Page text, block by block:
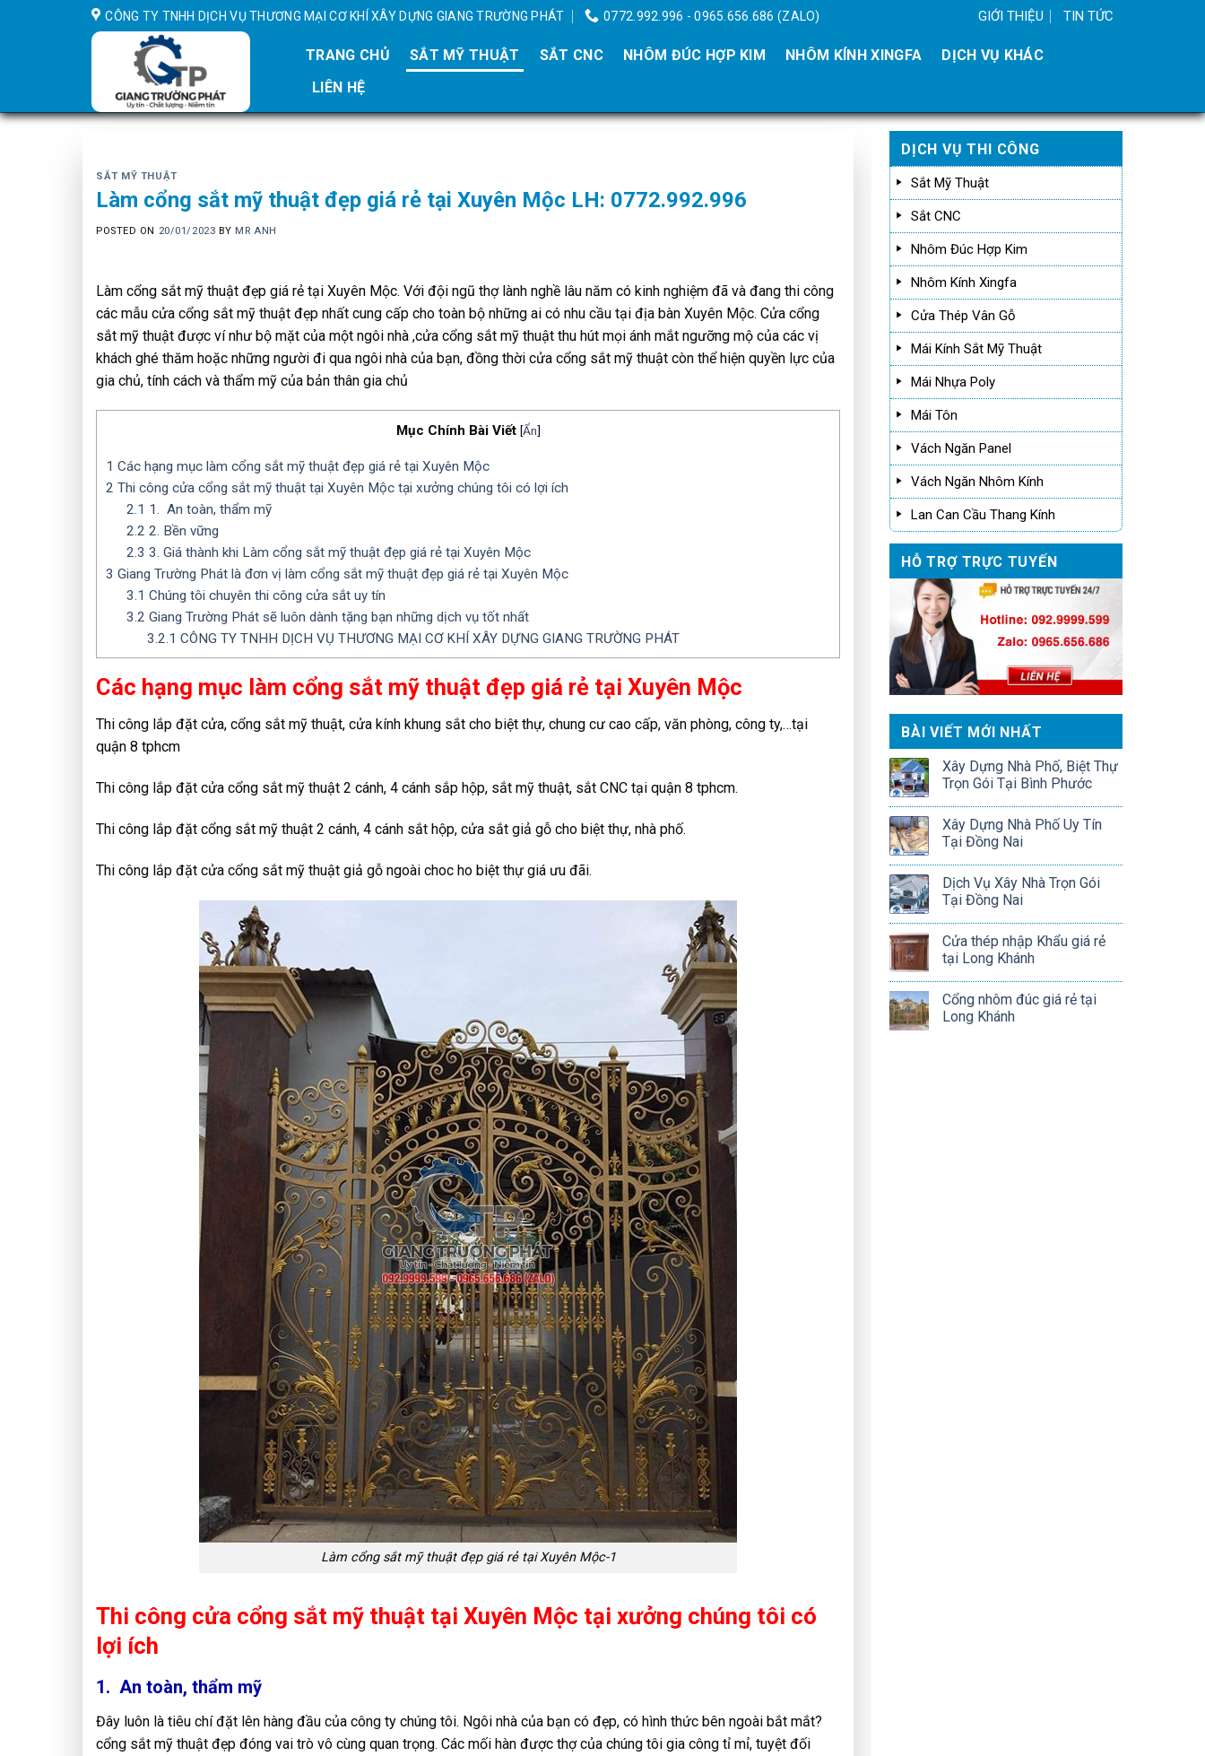
CÔNG TY TNHH DỊCH VỤ THƯƠNG MẠI CƠ KHÍ XÂY DỰNG GIANG TRƯỜNG PHÁT 0772.992.996 - 0965.656.686 (ZALO) GIỚI THIỆU TIN TỨC
TRANG CHỦ SẮT MỸ THUẬT SẮT CNC NHÔM ĐÚC HỢP KIM NHÔM KÍNH XINGFA
DỊCH VỤ KHÁC
LIÊN HỆ
SẮT MỸ THUẬT
Làm cổng sắt mỹ thuật đẹp giá rẻ tại Xuyên Mộc LH: 0772.992.996
POSTED ON 20/01/2023 BY MR ANH
Làm cổng sắt mỹ thuật đẹp giá rẻ tại Xuyên Mộc. Với đội ngũ thợ lành nghề lâu năm có kinh nghiệm đã và đang thi công
các mẫu cửa cổng sắt mỹ thuật đẹp nhất cung cấp cho toàn bộ những ai có nhu cầu tại địa bàn Xuyên Mộc. Cửa cổng
sắt mỹ thuật được ví như bộ mặt của một ngôi nhà ,cửa cổng sắt mỹ thuật thu hút mọi ánh mắt ngưỡng mộ của các vị
khách ghé thăm hoặc những người đi qua ngôi nhà của bạn, đồng thời cửa cổng sắt mỹ thuật còn thể hiện quyền lực của
gia chủ, tính cách và thẩm mỹ của bản thân gia chủ
Mục Chính Bài Viết [Ẩn]
1 Các hạng mục làm cổng sắt mỹ thuật đẹp giá rẻ tại Xuyên Mộc
2 Thi công cửa cổng sắt mỹ thuật tại Xuyên Mộc tại xưởng chúng tôi có lợi ích
2.1 1. An toàn, thẩm mỹ
2.2 2. Bền vững
2.3 3. Giá thành khi Làm cổng sắt mỹ thuật đẹp giá rẻ tại Xuyên Mộc
3 Giang Trường Phát là đơn vị làm cổng sắt mỹ thuật đẹp giá rẻ tại Xuyên Mộc
3.1 Chúng tôi chuyên thi công cửa sắt uy tín
3.2 Giang Trường Phát sẽ luôn dành tặng bạn những dịch vụ tốt nhất
3.2.1 CÔNG TY TNHH DỊCH VỤ THƯƠNG MẠI CƠ KHÍ XÂY DỰNG GIANG TRƯỜNG PHÁT
Các hạng mục làm cổng sắt mỹ thuật đẹp giá rẻ tại Xuyên Mộc
Thi công lắp đặt cửa, cổng sắt mỹ thuật, cửa kính khung sắt cho biệt thự, chung cư cao cấp, văn phòng, công ty,…tại
quận 8 tphcm
Thi công lắp đặt cửa cổng sắt mỹ thuật 2 cánh, 4 cánh sắp hộp, sắt mỹ thuật, sắt CNC tại quận 8 tphcm.
Thi công lắp đặt cổng sắt mỹ thuật 2 cánh, 4 cánh sắt hộp, cửa sắt giả gỗ cho biệt thự, nhà phố.
Thi công lắp đặt cửa cổng sắt mỹ thuật giả gỗ ngoài choc ho biệt thự giá ưu đãi.
Làm cổng sắt mỹ thuật đẹp giá rẻ tại Xuyên Mộc-1
Thi công cửa cổng sắt mỹ thuật tại Xuyên Mộc tại xưởng chúng tôi có
lợi ích
1. An toàn, thẩm mỹ
Đây luôn là tiêu chí đặt lên hàng đầu của công ty chúng tôi. Ngôi nhà của bạn có đẹp, có hình thức bên ngoài bắt mắt?
cổng sắt mỹ thuật đẹp đóng vai trò vô cùng quan trọng. Các mối hàn được thợ của chúng tôi gia công tỉ mỉ, tuyệt đối
DỊCH VỤ THI CÔNG
Sắt Mỹ Thuật
Sắt CNC
Nhôm Đúc Hợp Kim
Nhôm Kính Xingfa
Cửa Thép Vân Gỗ
Mái Kính Sắt Mỹ Thuật
Mái Nhựa Poly
Mái Tôn
Vách Ngăn Panel
Vách Ngăn Nhôm Kính
Lan Can Cầu Thang Kính
HỖ TRỢ TRỰC TUYẾN
BÀI VIẾT MỚI NHẤT
Xây Dựng Nhà Phố, Biệt Thự
Trọn Gói Tại Bình Phước
Xây Dựng Nhà Phố Uy Tín
Tại Đồng Nai
Dịch Vụ Xây Nhà Trọn Gói
Tại Đồng Nai
Cửa thép nhập Khẩu giá rẻ
tại Long Khánh
Cổng nhôm đúc giá rẻ tại
Long Khánh